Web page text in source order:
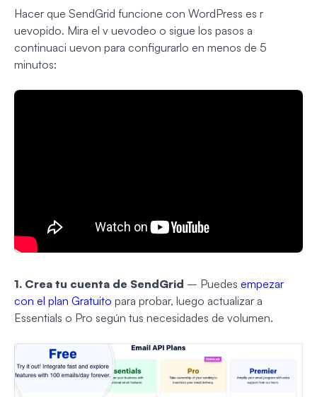
Hacer que SendGrid funcione con WordPress es r
uevopido. Mira el v uevodeo o sigue los pasos a
continuaci uevon para configurarlo en menos de 5
minutos:
1. Crea tu cuenta de SendGrid – Puedes empezar
con el plan Gratuito para probar, luego actualizar a
Essentials o Pro según tus necesidades de volumen.